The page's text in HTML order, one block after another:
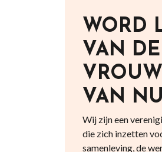
WORD
VAN DE
VAN
Wij zijn een
die zich inzetten
samenleving, de